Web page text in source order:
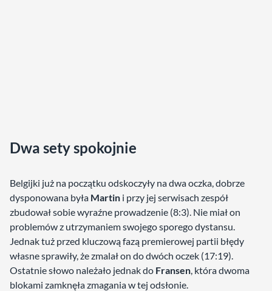
Dwa sety spokojnie
Belgijki już na początku odskoczyły na dwa oczka, dobrze
dysponowana była Martin i przy jej serwisach zespół
zbudował sobie wyraźne prowadzenie (8:3). Nie miał on
problemów z utrzymaniem swojego sporego dystansu.
Jednak tuż przed kluczową fazą premierowej partii błędy
własne sprawiły, że zmalał on do dwóch oczek (17:19).
Ostatnie słowo należało jednak do Fransen, która dwoma
blokami zamknęła zmagania w tej odsłonie.